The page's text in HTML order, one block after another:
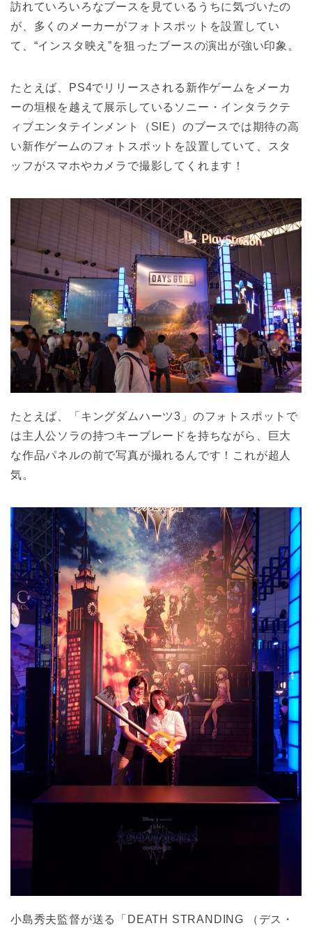
訪れていろいろなブースを見ているうちに気づいたの
が、多くのメーカーがフォトスポットを設置してい
て、“インスタ映え”を狙ったブースの演出が強い印象。
たとえば、PS4でリリースされる新作ゲームをメーカ
ーの垣根を越えて展示しているソニー・インタラクテ
ィブエンタテインメント（SIE）のブースでは期待の高
い新作ゲームのフォトスポットを設置していて、スタ
ッフがスマホやカメラで撮影してくれます！
たとえば、「キングダムハーツ3」のフォトスポットで
は主人公ソラの持つキーブレードを持ちながら、巨大
な作品パネルの前で写真が撮れるんです！これが超人
気。
小島秀夫監督が送る「DEATH STRANDING （デス・